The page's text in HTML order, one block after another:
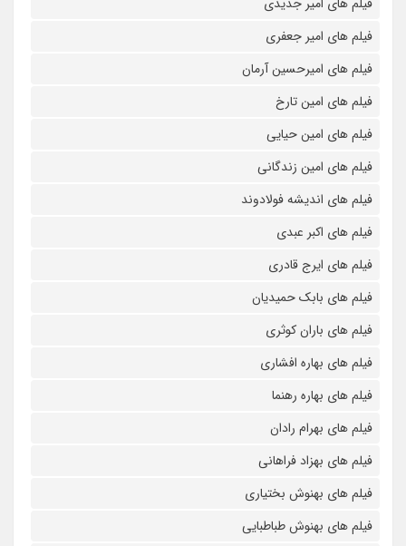
فیلم های امیر جعفری
فیلم های امیرحسین آرمان
فیلم های امین تارخ
فیلم های امین حیایی
فیلم های امین زندگانی
فیلم های اندیشه فولادوند
فیلم های اکبر عبدی
فیلم های ایرج قادری
فیلم های بابک حمیدیان
فیلم های باران کوثری
فیلم های بهاره افشاری
فیلم های بهاره رهنما
فیلم های بهرام رادان
فیلم های بهزاد فراهانی
فیلم های بهنوش بختیاری
فیلم های بهنوش طباطبایی